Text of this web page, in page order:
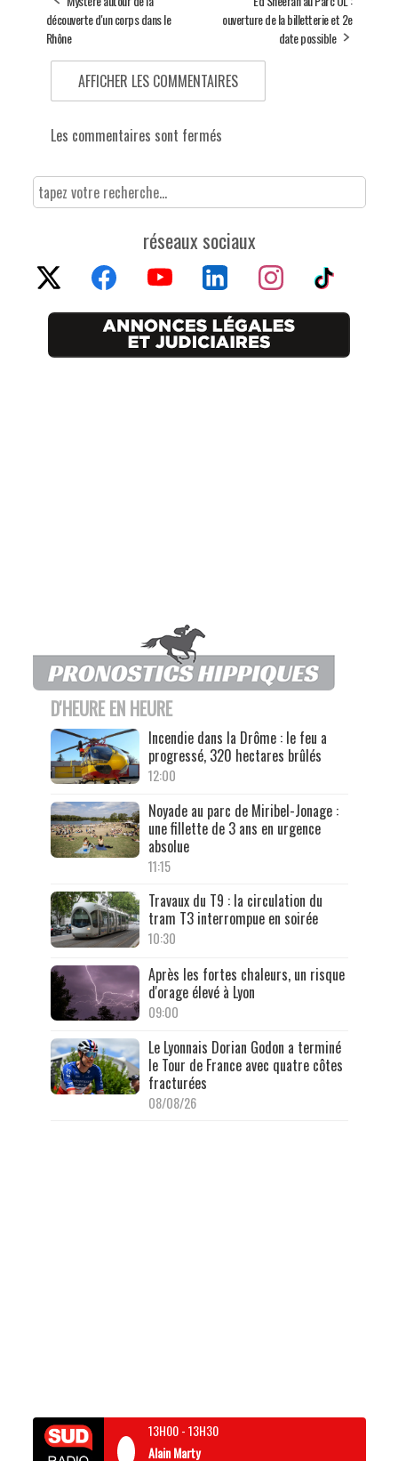
découverte d'un corps dans le
Rhône
ouverture de la billetterie et 2e
date possible
AFFICHER LES COMMENTAIRES
Les commentaires sont fermés
réseaux sociaux
D'HEURE EN HEURE
Incendie dans la Drôme : le feu a
progressé, 320 hectares brûlés
12:00
Noyade au parc de Miribel-Jonage :
une fillette de 3 ans en urgence
absolue
11:15
Travaux du T9 : la circulation du
tram T3 interrompue en soirée
10:30
Après les fortes chaleurs, un risque
d'orage élevé à Lyon
09:00
Le Lyonnais Dorian Godon a terminé
le Tour de France avec quatre côtes
fracturées
08/08/26
13H00-13H30
Alain Marty